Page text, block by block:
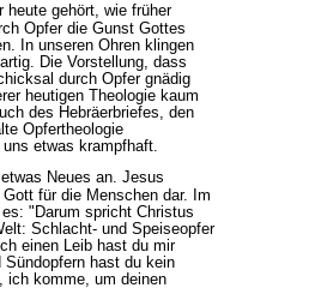
heute gehört, wie früher
Opfer die Gunst Gottes
In unseren Ohren klingen
Die Vorstellung, dass
durch Opfer gnädig
heutigen Theologie kaum
des Hebräerbriefes, den
Opfertheologie
etwas krampfhaft.
Neues an. Jesus
für die Menschen dar. Im
"Darum spricht Christus
Schlacht- und Speiseopfer
einen Leib hast du mir
hast du kein
ich komme, um deinen